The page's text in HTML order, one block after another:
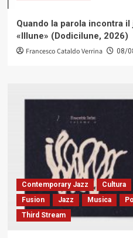
Quando la parola incontra
«Illune» (Dodicilune, 2026)
Francesco Cataldo Verrina 08/
Contemporary Jazz Cultura
Fusion
Jazz Musica
Third Stream